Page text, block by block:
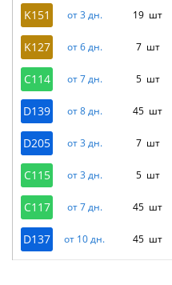
K151
от 3 дн. 19 шт
K127 от 6 дн. 7 шт
C114 от 7 дн. 5 шт
D139 от 8 дн. 45 шт
D205 от 3 дн. 7 шт
C115 от 3 дн. 5 шт
C117 от 7 дн. 45 шт
D137 от 10 дн. 45 шт